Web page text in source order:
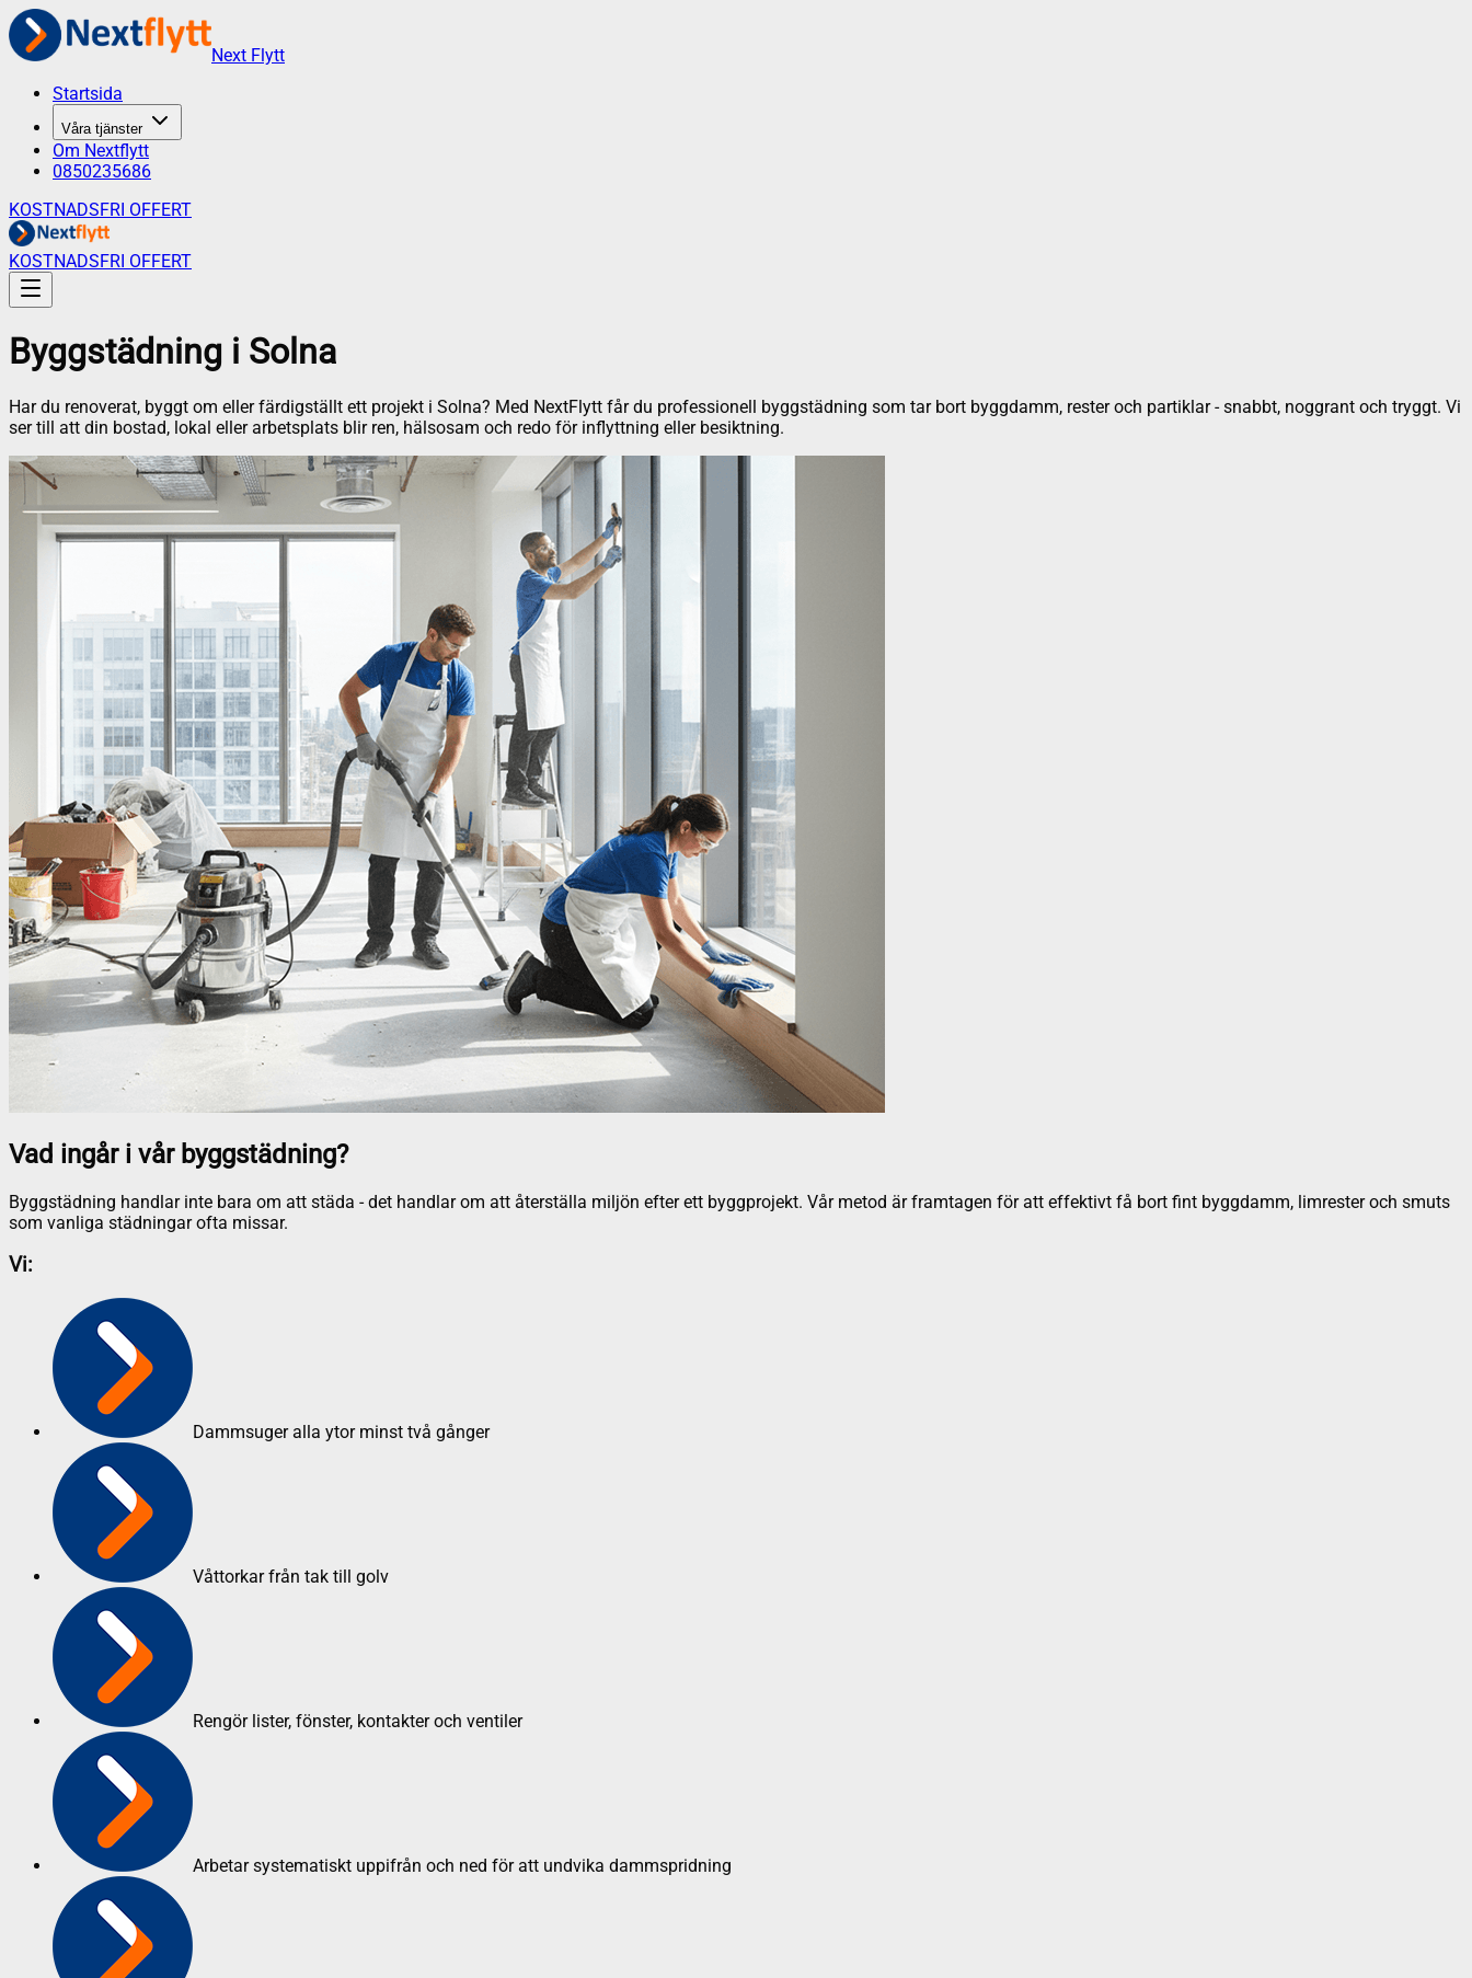
Next Flytt
Startsida
Våra tjänster
Om Nextflytt
0850235686
KOSTNADSFRI OFFERT
KOSTNADSFRI OFFERT
Byggstädning i Solna
Har du renoverat, byggt om eller färdigställt ett projekt i Solna? Med NextFlytt får du professionell byggstädning som tar bort byggdamm, rester och partiklar - snabbt, noggrant och tryggt. Vi
ser till att din bostad, lokal eller arbetsplats blir ren, hälsosam och redo för inflyttning eller besiktning.
Vad ingår i vår byggstädning?
Byggstädning handlar inte bara om att städa - det handlar om att återställa miljön efter ett byggprojekt. Vår metod är framtagen för att effektivt få bort fint byggdamm, limrester och smuts
som vanliga städningar ofta missar.
Vi:
Dammsuger alla ytor minst två gånger
Våttorkar från tak till golv
Rengör lister, fönster, kontakter och ventiler
Arbetar systematiskt uppifrån och ned för att undvika dammspridning